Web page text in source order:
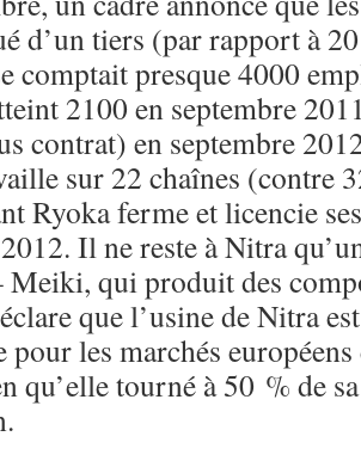
d’un tiers (par rapport à
comptait presque 4000
2100 en septembre
contrat) en septembre
sur 22 chaînes (contre
Ryoka ferme et licencie
Il ne reste à Nitra
Meiki, qui produit des
que l’usine de Nitra
pour les marchés
qu’elle tourné à 50 % de